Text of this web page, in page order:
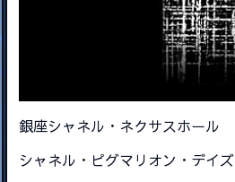
銀座シャネル・ネクサスホール
シャネル・ピグマリオン・デイズ